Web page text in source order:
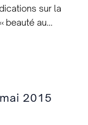
sur la
beauté au
noire, la
de mieux
qui
2015